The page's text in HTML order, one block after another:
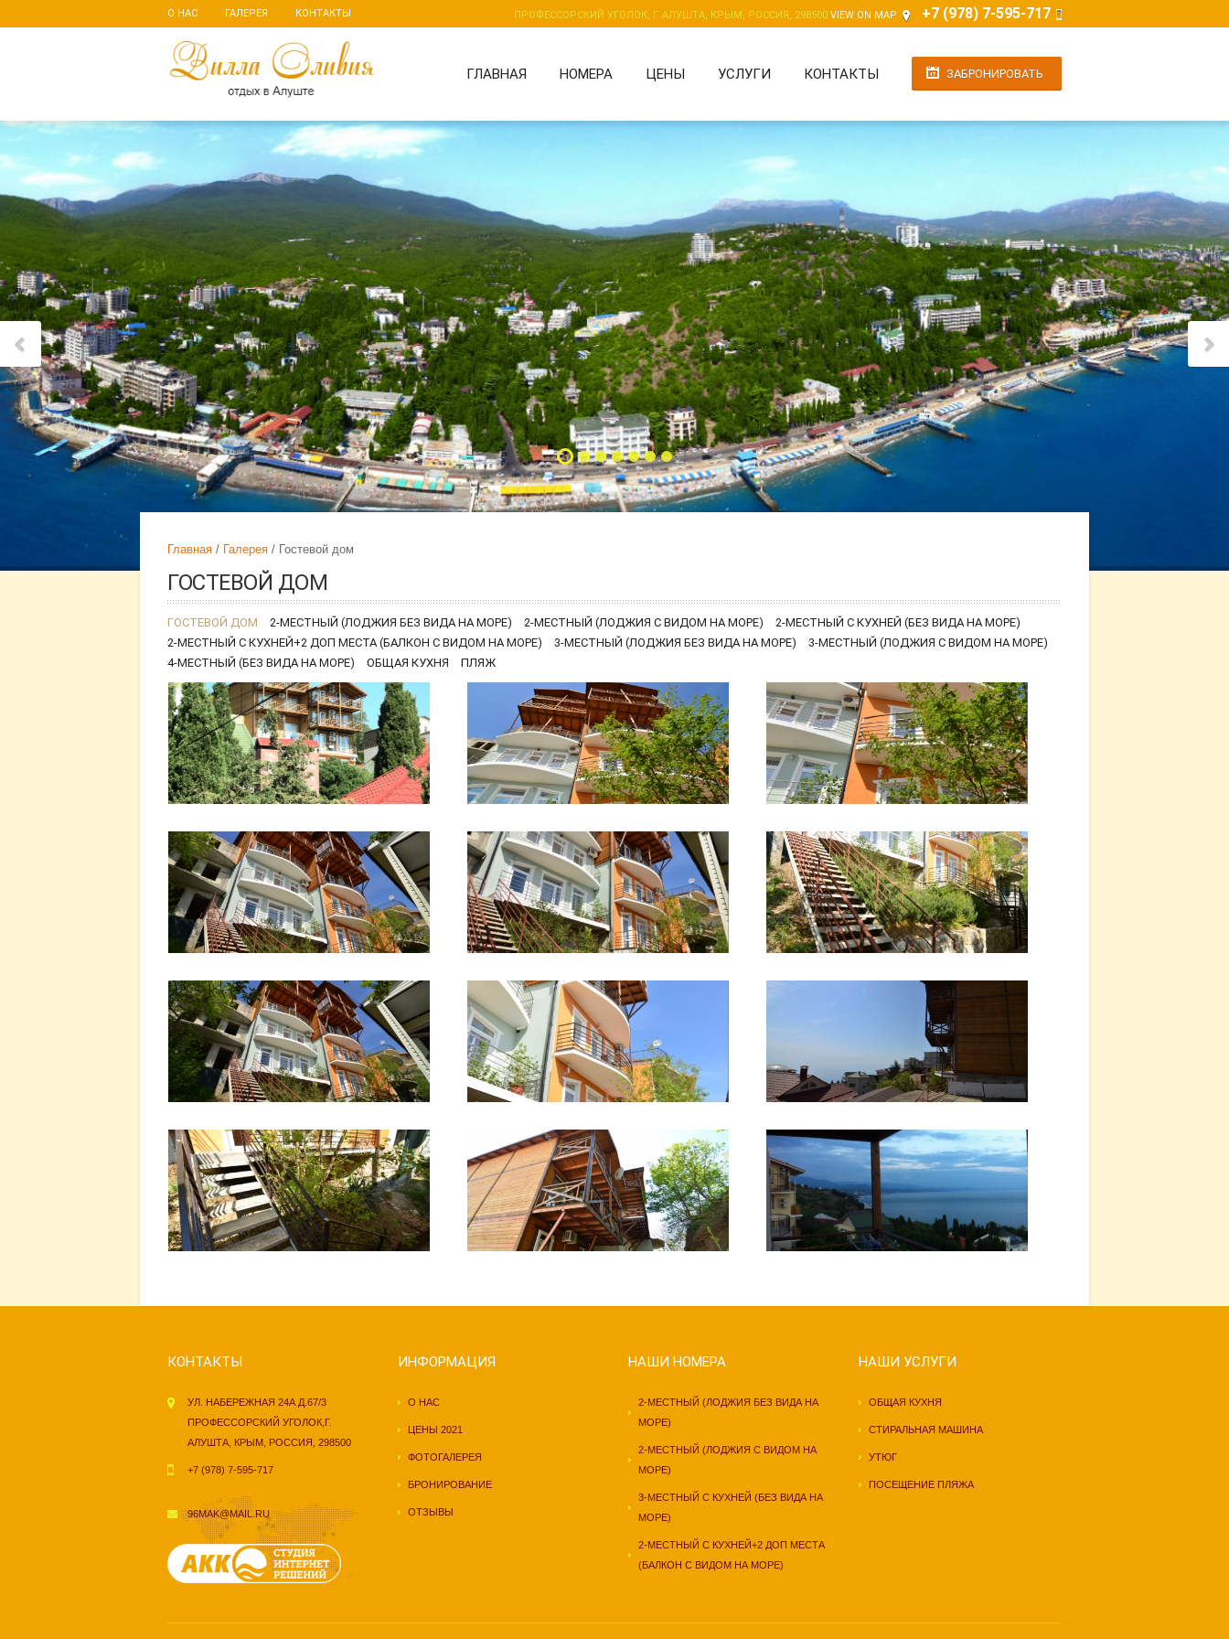
О НАС ГАЛЕРЕЯ КОНТАКТЫ ПРОФЕССОРСКИЙ УГОЛОК, Г. АЛУШТА, КРЫМ, РОССИЯ, 298500 VIEW ON MAP +7 (978) 7-595-717
ЗАБРОНИРОВАТЬ
ГЛАВНАЯ НОМЕРА ЦЕНЫ УСЛУГИ КОНТАКТЫ
Главная Галерея Гостевой дом
ГОСТЕВОЙ ДОМ
ГОСТЕВОЙ ДОМ 2-МЕСТНЫЙ (ЛОДЖИЯ БЕЗ ВИДА НА МОРЕ) 2-МЕСТНЫЙ (ЛОДЖИЯ С ВИДОМ НА МОРЕ)
2-МЕСТНЫЙ С КУХНЕЙ (БЕЗ ВИДА НА МОРЕ)
2-МЕСТНЫЙ С КУХНЕЙ+2 ДОП МЕСТА (БАЛКОН С ВИДОМ НА МОРЕ)
3-МЕСТНЫЙ (ЛОДЖИЯ БЕЗ ВИДА НА МОРЕ)
3-МЕСТНЫЙ (ЛОДЖИЯ С ВИДОМ НА МОРЕ)
4-МЕСТНЫЙ (БЕЗ ВИДА НА МОРЕ)
ОБЩАЯ КУХНЯ ПЛЯЖ
КОНТАКТЫ
УЛ. НАБЕРЕЖНАЯ 24А Д.67/3
ПРОФЕССОРСКИЙ УГОЛОК,Г.
АЛУШТА, КРЫМ, РОССИЯ, 298500
+7 (978) 7-595-717
96MAK@MAIL.RU
ИНФОРМАЦИЯ
О НАС
ЦЕНЫ 2021
ФОТОГАЛЕРЕЯ
БРОНИРОВАНИЕ
ОТЗЫВЫ
НАШИ НОМЕРА
2-МЕСТНЫЙ (ЛОДЖИЯ БЕЗ ВИДА НА
МОРЕ)
2-МЕСТНЫЙ (ЛОДЖИЯ С ВИДОМ НА
МОРЕ)
3-МЕСТНЫЙ С КУХНЕЙ (БЕЗ ВИДА НА
МОРЕ)
2-МЕСТНЫЙ С КУХНЕЙ+2 ДОП МЕСТА
(БАЛКОН С ВИДОМ НА МОРЕ)
НАШИ УСЛУГИ
ОБЩАЯ КУХНЯ
СТИРАЛЬНАЯ МАШИНА
УТЮГ
ПОСЕЩЕНИЕ ПЛЯЖА